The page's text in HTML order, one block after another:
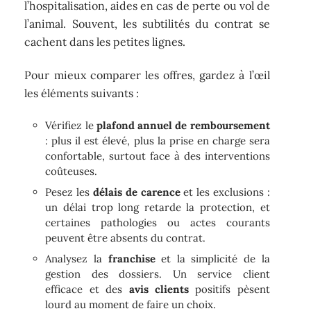
l’hospitalisation, aides en cas de perte ou vol de
l’animal. Souvent, les subtilités du contrat se
cachent dans les petites lignes.
Pour mieux comparer les offres, gardez à l’œil
les éléments suivants :
Vérifiez le plafond annuel de remboursement
: plus il est élevé, plus la prise en charge sera
confortable, surtout face à des interventions
coûteuses.
Pesez les délais de carenceet les exclusions :
un délai trop long retarde la protection, et
certaines pathologies ou actes courants
peuvent être absents du contrat.
Analysez la franchiseet la simplicité de la
gestion des dossiers. Un service client
efficace et des avis clientspositifs pèsent
lourd au moment de faire un choix.